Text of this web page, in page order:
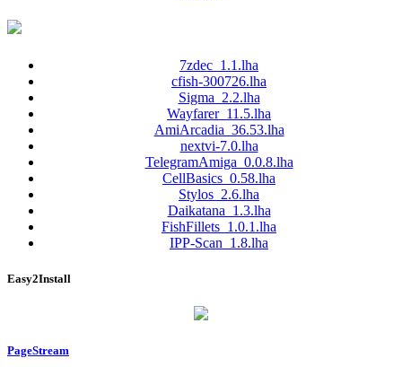
7zdec_1.1.lha
cfish-300726.lha
Sigma_2.2.lha
Wayfarer_11.5.lha
AmiArcadia_36.53.lha
nextvi-7.0.lha
TelegramAmiga_0.0.8.lha
CellBasics_0.58.lha
Stylos_2.6.lha
Daikatana_1.3.lha
FishFillets_1.0.1.lha
IPP-Scan_1.8.lha
Easy2Install
PageStream